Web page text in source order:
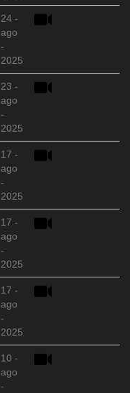
24 -
ago
-
2025
23 -
ago
-
2025
17 -
ago
-
2025
17 -
ago
-
2025
17 -
ago
-
2025
10 -
ago
-